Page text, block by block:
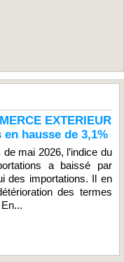
EXTERIEUR
hausse de 3,1%
mai 2026, l’indice du
a baissé par
des importations. Il en
des termes